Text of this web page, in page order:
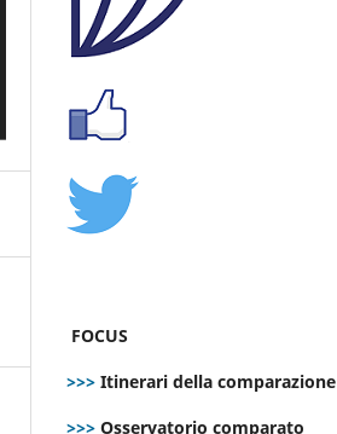
FOCUS
>>> Itinerari della comparazione
>>> Osservatorio comparato